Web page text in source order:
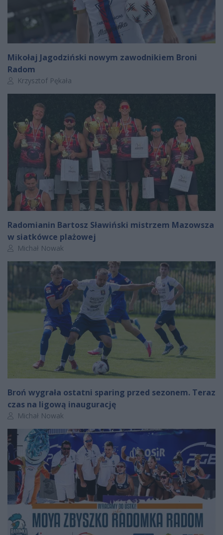
Mikołaj Jagodziński nowym zawodnikiem Broni
Radom
Autor artykułu:
Krzysztof Pękała
Radomianin Bartosz Sławiński mistrzem Mazowsza
w siatkówce plażowej
Autor artykułu:
Michał Nowak
Broń wygrała ostatni sparing przed sezonem. Teraz
czas na ligową inaugurację
Autor artykułu:
Michał Nowak